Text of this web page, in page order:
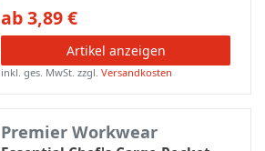
ab 3,89 €
Artikel anzeigen
inkl. ges. MwSt. zzgl.Versandkosten
Premier Workwear